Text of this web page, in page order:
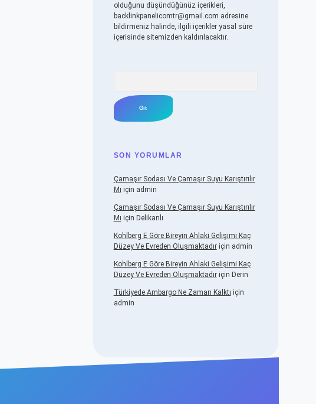
olduğunu düşündüğünüz içerikleri,
backlinkpanelicomtr@gmail.com adresine
bildirmeniz halinde, ilgili içerikler yasal süre
içerisinde sitemizden kaldırılacaktır.
SON YORUMLAR
Çamaşır Sodası Ve Çamaşır Suyu Karıştırılır
Mı için admin
Çamaşır Sodası Ve Çamaşır Suyu Karıştırılır
Mı için Delikanlı
Kohlberg E Göre Bireyin Ahlaki Gelişimi Kaç
Düzey Ve Evreden Oluşmaktadıriçin admin
Kohlberg E Göre Bireyin Ahlaki Gelişimi Kaç
Düzey Ve Evreden Oluşmaktadıriçin Derin
Türkiyede Ambargo Ne Zaman Kalktı için
admin